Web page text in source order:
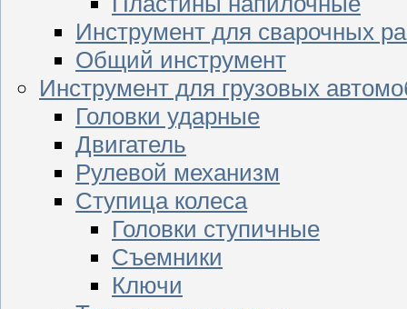
Инструмент для сварочных
Общий инструмент
Инструмент для грузовых
Головки ударные
Двигатель
Рулевой механизм
Ступица колеса
Головки ступичные
Съемники
Ключи